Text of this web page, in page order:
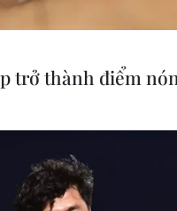
trở thành điểm